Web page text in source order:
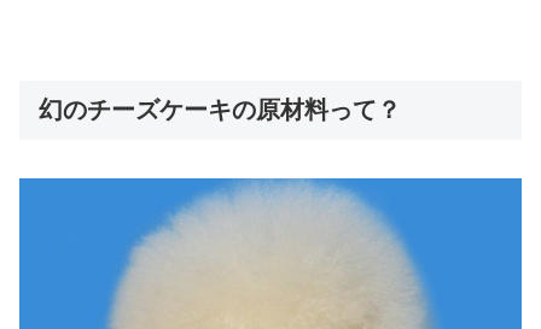
幻のチーズケーキの原材料って？